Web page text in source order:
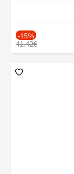
-15%
41.42€